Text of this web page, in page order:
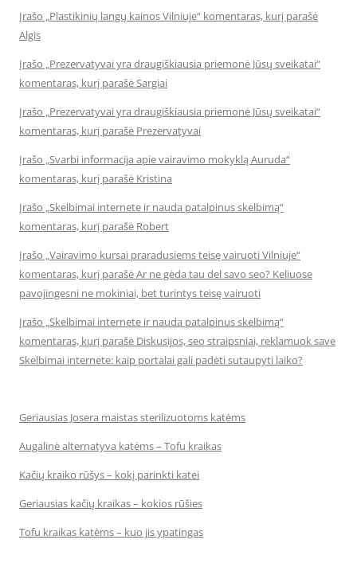
Įrašo „Plastikinių langų kainos Vilniuje“ komentaras, kurį parašė
Algis
Įrašo „Prezervatyvai yra draugiškiausia priemonė Jūsų sveikatai“
komentaras, kurį parašė Sargiai
Įrašo „Prezervatyvai yra draugiškiausia priemonė Jūsų sveikatai“
komentaras, kurį parašė Prezervatyvai
Įrašo „Svarbi informacija apie vairavimo mokyklą Auruda“
komentaras, kurį parašė Kristina
Įrašo „Skelbimai internete ir nauda patalpinus skelbimą“
komentaras, kurį parašė Robert
Įrašo „Vairavimo kursai praradusiems teisę vairuoti Vilniuje“
komentaras, kurį parašė Ar ne gėda tau del savo seo? Keliuose
pavojingesni ne mokiniai, bet turintys teisę vairuoti
Įrašo „Skelbimai internete ir nauda patalpinus skelbimą“
komentaras, kurį parašė Diskusijos, seo straipsniai, reklamuok save
Skelbimai internete: kaip portalai gali padėti sutaupyti laiko?
Geriausias Josera maistas sterilizuotoms katėms
Augalinė alternatyva katėms – Tofu kraikas
Kačių kraiko rūšys – kokį parinkti katei
Geriausias kačių kraikas – kokios rūšies
Tofu kraikas katėms – kuo jis ypatingas